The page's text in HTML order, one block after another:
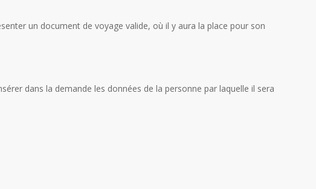
un document de voyage valide, où il y aura la place pour son
dans la demande les données de la personne par laquelle il sera